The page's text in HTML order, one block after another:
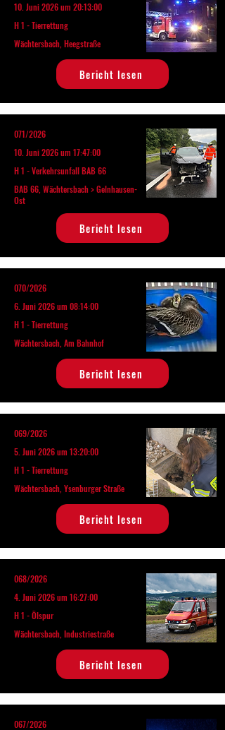
10. Juni 2026 um 20:13:00
H 1 - Tierrettung
Wächtersbach, Heegstraße
Bericht lesen
071/2026
10. Juni 2026 um 17:47:00
H 1 - Verkehrsunfall BAB 66
BAB 66, Wächtersbach > Gelnhausen-
Ost
Bericht lesen
070/2026
6. Juni 2026 um 08:14:00
H 1 - Tierrettung
Wächtersbach, Am Bahnhof
Bericht lesen
069/2026
5. Juni 2026 um 13:20:00
H 1 - Tierrettung
Wächtersbach, Ysenburger Straße
Bericht lesen
068/2026
4. Juni 2026 um 16:27:00
H 1 - Ölspur
Wächtersbach, Industriestraße
Bericht lesen
067/2026